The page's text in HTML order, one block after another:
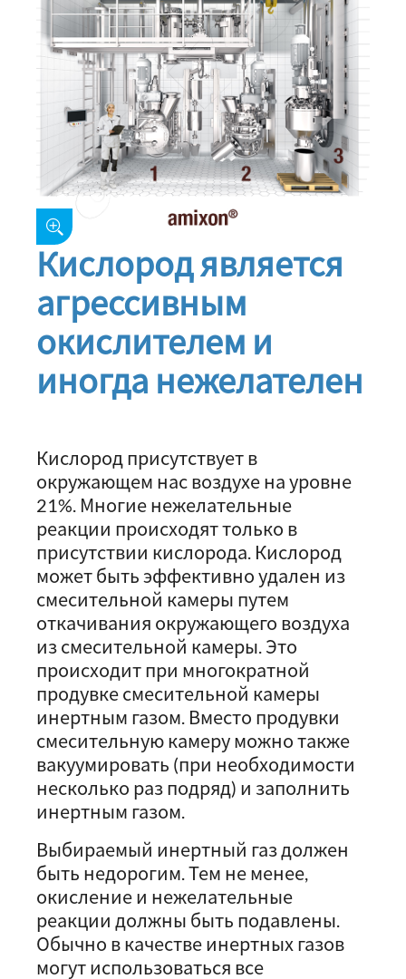
Кислород является
агрессивным
окислителем и
иногда нежелателен
Кислород присутствует в
окружающем нас воздухе на уровне
21%. Многие нежелательные
реакции происходят только в
присутствии кислорода. Кислород
может быть эффективно удален из
смесительной камеры путем
откачивания окружающего воздуха
из смесительной камеры. Это
происходит при многократной
продувке смесительной камеры
инертным газом. Вместо продувки
смесительную камеру можно также
вакуумировать (при необходимости
несколько раз подряд) и заполнить
инертным газом.
Выбираемый инертный газ должен
быть недорогим. Тем не менее,
окисление и нежелательные
реакции должны быть подавлены.
Обычно в качестве инертных газов
могут использоваться все